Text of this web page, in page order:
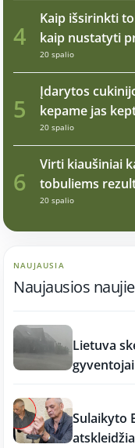
4
Kaip išsirinkti
kaip nustatyti
20 spalio
5
Įdarytos
kepame jas
20 spalio
6
Virti kiaušiniai
tobuliems
20 spalio
NAUJAUSIA
Naujausios
Lietuva
Sulaikyto